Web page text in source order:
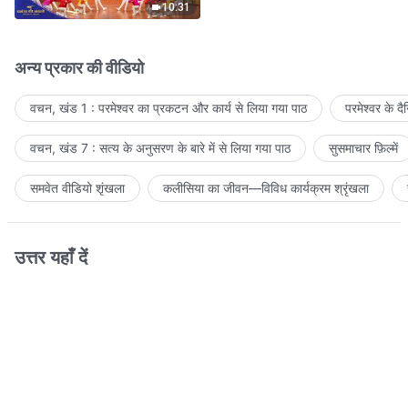
10:31
अन्य प्रकार की वीडियो
वचन, खंड 1 : परमेश्वर का प्रकटन और कार्य से लिया गया पाठ परमेश्वर के
वचन, खंड 7 : सत्य के अनुसरण के बारे में से लिया गया पाठ सुसमाचार फ़िल्में
समवेत वीडियो शृंखला कलीसिया का जीवन—विविध कार्यक्रम श्रृंखला
उत्तर यहाँ दें